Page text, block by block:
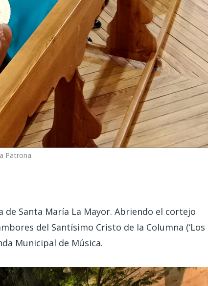
Patrona.
de Santa María La Mayor. Abriendo el cortejo
del Santísimo Cristo de la Columna (‘Los
Municipal de Música.